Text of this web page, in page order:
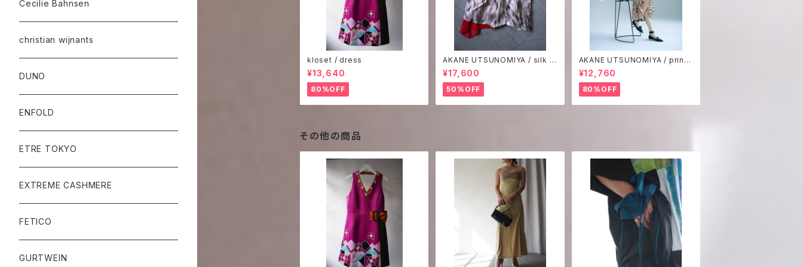
kloset / dress
¥13,640
80%OFF
AKANE UTSUNOMIYA / silk p
rint camisole
¥17,600
50%OFF
AKANE UTSUNOMIYA / print
one-piece
¥12,760
80%OFF
その他の商品
Cecilie Bahnsen
christian wijnants
DUNO
ENFOLD
ETRE TOKYO
EXTREME CASHMERE
FETICO
GURTWEIN